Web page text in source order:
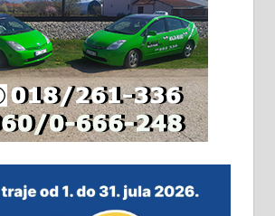
опремљену
путу, на
око 7 ари.
51; 063/102-35-25
легализована, нова,
од 8 ари у Зеленом
Могућа